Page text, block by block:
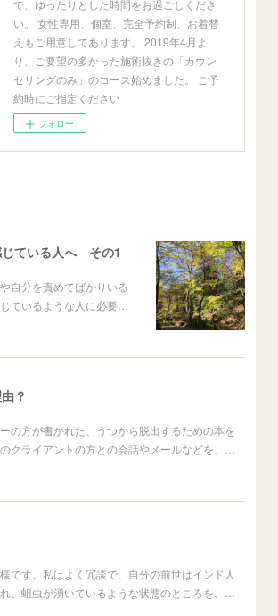
で、ゆったりとした時間をお過ごしくださ
い。 女性専用、個室、完全予約制、お着替
えもご用意してあります。 2019年4月よ
り、ご要望の多かった施術抜きの「カウン
セリングのみ」のコース始めました。 ご予
約時にご指定ください
フォロー
じている人へ その1
自分を責めてばかりいる
ているような人に必要…
？
の方が書かれた、うつから脱出するための本を
クライアントの方との会話やメールなどを、…
です。私はよく冗談で、自分の前世はインド人
、蛆虫が湧いているような状態のところを、…